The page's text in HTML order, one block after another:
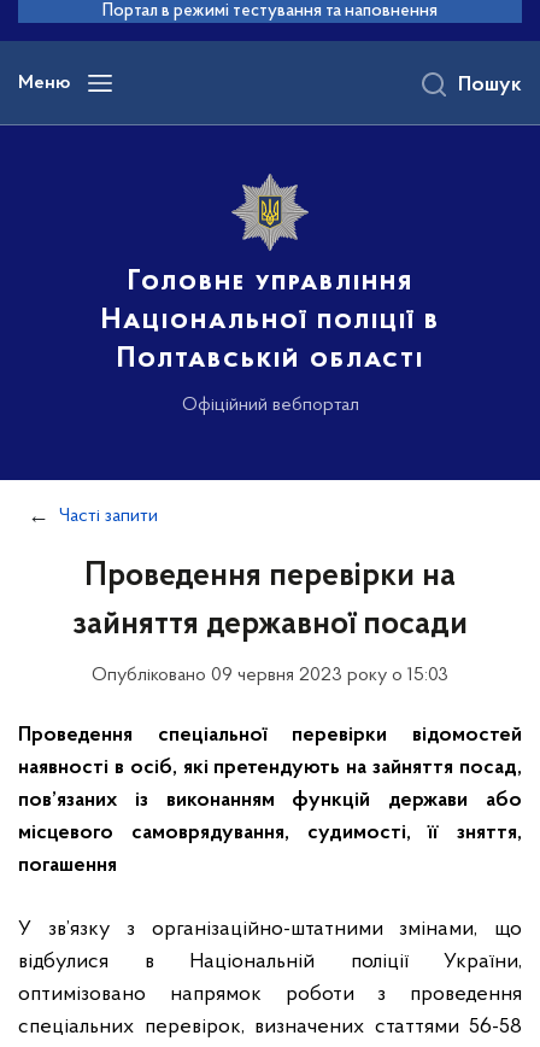
основного
вмісту
Портал в режимі тестування та наповнення
Меню
Головне управління
Національної поліції в
Полтавській області
Офіційний вебпортал
Пошук
Часті запити
Проведення перевірки на
зайняття державної посади
Опубліковано 09 червня 2023 року о 15:03
Проведення спеціальної перевірки відомостей
наявності в осіб, які претендують на зайняття посад,
пов’язаних із виконанням функцій держави або
місцевого самоврядування, судимості, її зняття,
погашення
У зв’язку з організаційно-штатними змінами, що
відбулися в Національній поліції України,
оптимізовано напрямок роботи з проведення
спеціальних перевірок, визначених статтями 56-58